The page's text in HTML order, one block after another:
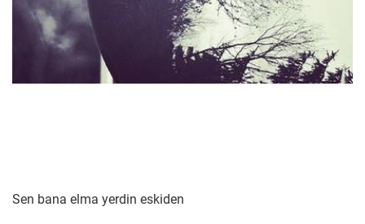
Sen bana elma yerdin eskiden